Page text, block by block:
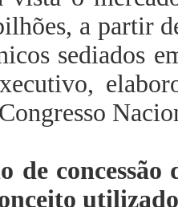
a partir
sediados
de